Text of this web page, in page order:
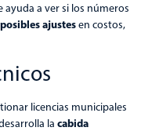
ayuda a ver si los números
ajustesen costos,
licencias municipales
la cabida